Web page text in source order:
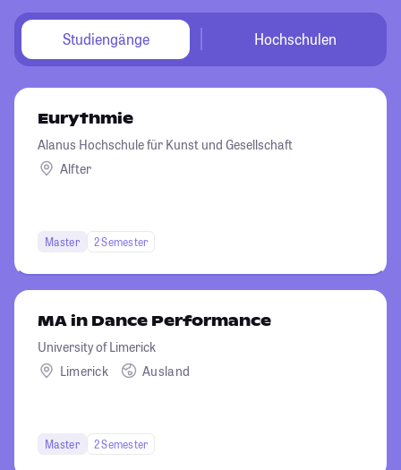
Studiengänge Hochschulen
Eurythmie
Alanus Hochschule für Kunst und Gesellschaft
Alfter
Master 2 Semester
MA in Dance Performance
University of Limerick
Limerick
Ausland
Master 2 Semester